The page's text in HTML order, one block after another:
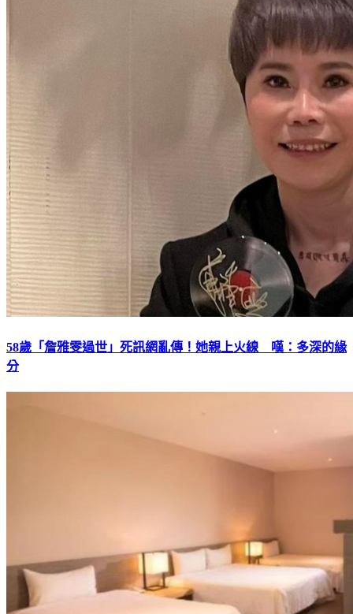
58歲「詹雅雯過世」死訊網亂傳！她親上火線 嘆：多深的緣
分